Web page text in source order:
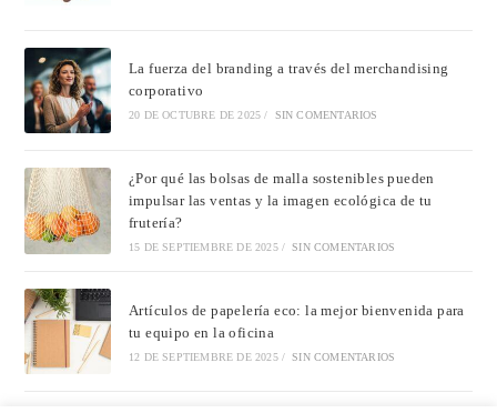
La fuerza del branding a través del merchandising
corporativo
20 DE OCTUBRE DE 2025 / SIN COMENTARIOS
¿Por qué las bolsas de malla sostenibles pueden
impulsar las ventas y la imagen ecológica de tu
frutería?
15 DE SEPTIEMBRE DE 2025 / SIN COMENTARIOS
Artículos de papelería eco: la mejor bienvenida para
tu equipo en la oficina
12 DE SEPTIEMBRE DE 2025 / SIN COMENTARIOS